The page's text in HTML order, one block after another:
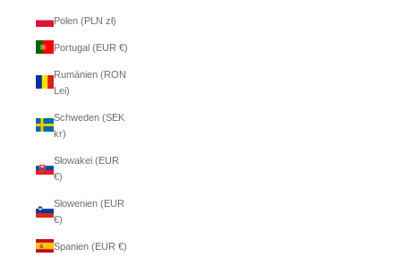
Polen (PLN zł)
Portugal (EUR €)
Rumänien (RON
Lei)
Schweden (SEK
kr)
Slowakei (EUR
€)
Slowenien (EUR
€)
Spanien (EUR €)